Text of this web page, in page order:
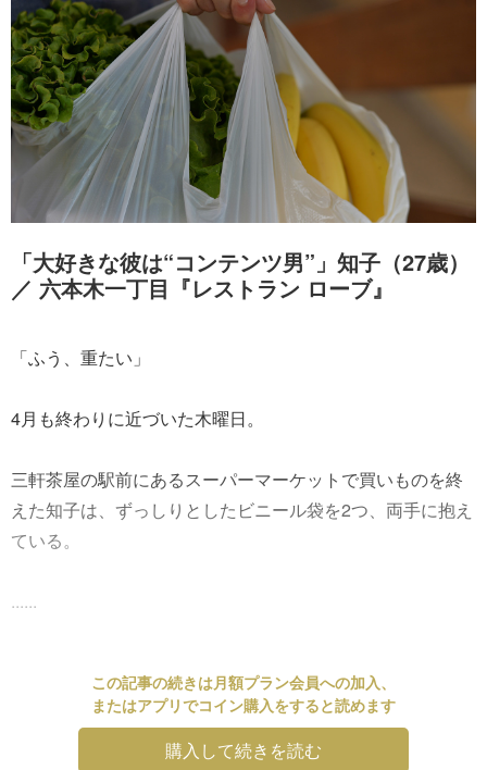
「大好きな彼は“コンテンツ男”」知子（27歳）
／ 六本木一丁目『レストラン ローブ』
「ふう、重たい」
4月も終わりに近づいた木曜日。
三軒茶屋の駅前にあるスーパーマーケットで買いものを終
えた知子は、ずっしりとしたビニール袋を2つ、両手に抱え
ている。
......
この記事の続きは月額プラン会員への加入、
またはアプリでコイン購入をすると読めます
購入して続きを読む